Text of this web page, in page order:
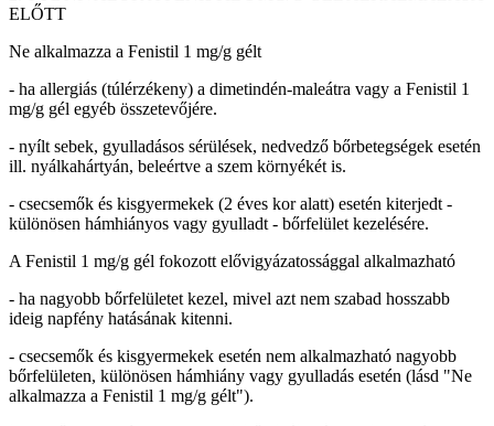
ELŐTT
Ne alkalmazza a Fenistil 1 mg/g gélt
- ha allergiás (túlérzékeny) a dimetindén-maleátra vagy a Fenistil 1
mg/g gél egyéb összetevőjére.
- nyílt sebek, gyulladásos sérülések, nedvedző bőrbetegségek esetén
ill. nyálkahártyán, beleértve a szem környékét is.
- csecsemők és kisgyermekek (2 éves kor alatt) esetén kiterjedt -
különösen hámhiányos vagy gyulladt - bőrfelület kezelésére.
A Fenistil 1 mg/g gél fokozott elővigyázatossággal alkalmazható
- ha nagyobb bőrfelületet kezel, mivel azt nem szabad hosszabb
ideig napfény hatásának kitenni.
- csecsemők és kisgyermekek esetén nem alkalmazható nagyobb
bőrfelületen, különösen hámhiány vagy gyulladás esetén (lásd "Ne
alkalmazza a Fenistil 1 mg/g gélt").